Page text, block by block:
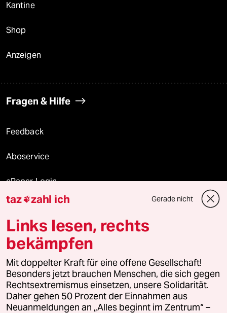
Kantine
Shop
Anzeigen
Fragen & Hilfe
Feedback
Aboservice
ePaper Login
Downloads für Abonnierende
© 2026 taz Verlags und Vertriebs GmbH
Alle Rechte vorbehalten. Bei rechtlichen Fragen oder für Genehmigungen
wenden Sie sich bitte an lizenzen@taz.de
Feedback Redaktionsstatut Kommune-Richtlinien
taz zahl ich Gerade nicht
Links lesen, rechts
bekämpfen
Mit doppelter Kraft für eine offene Gesellschaft!
Besonders jetzt brauchen Menschen, die sich gegen
Rechtsextremismus einsetzen, unsere Solidarität.
Daher gehen 50 Prozent der Einnahmen aus
Neuanmeldungen an „Alles beginnt im Zentrum“ –